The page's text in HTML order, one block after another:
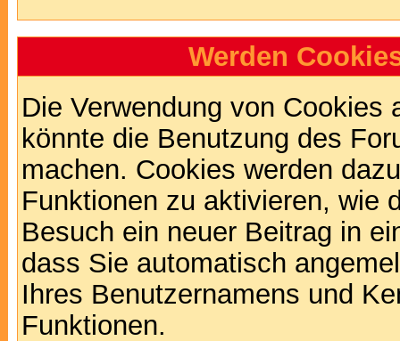
Werden
Die Verwendung von
könnte die Benutzung des
machen. Cookies werden
Funktionen zu aktivieren, wie
Besuch ein neuer Beitrag in
dass Sie automatisch
Ihres Benutzernamens und
Funktionen.